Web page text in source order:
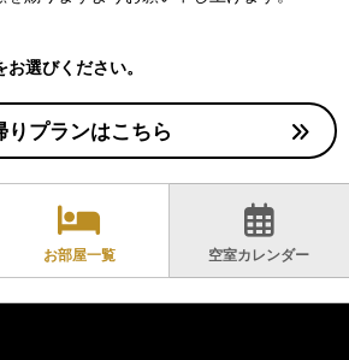
選びください。
りプランはこちら
お部屋一覧 空室カレンダー